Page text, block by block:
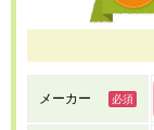
メーカー